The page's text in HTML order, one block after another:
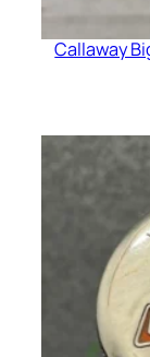
Callaway